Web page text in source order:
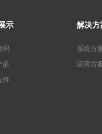
示
码
品
件
解决
系统方
应用方